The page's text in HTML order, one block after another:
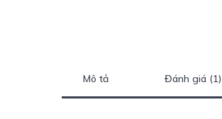
Mô tả Đánh giá (1)